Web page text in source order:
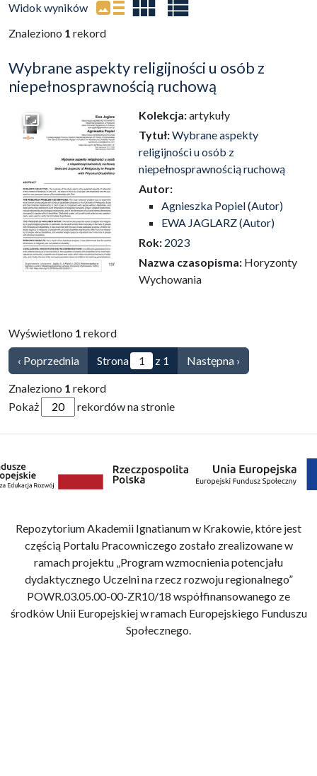
Widok wyników
Znaleziono 1 rekord
Wybrane aspekty religijności u osób z
niepełnosprawnością ruchową
Przejdź do zbioru
Kolekcja:artykuły
Tytuł:Wybrane aspekty
religijności u osób z
niepełnosprawnością ruchową
Autor:
Agnieszka Popiel (Autor)
EWA JAGLARZ (Autor)
Rok: 2023
Nazwa czasopisma: Horyzonty
Wychowania
Wyświetlono 1 rekord
‹ Poprzednia Strona z 1 Następna ›
Znaleziono 1 rekord
Pokaż
rekordów na stronie
Repozytorium Akademii Ignatianum w Krakowie, które jest
częścią Portalu Pracowniczego zostało zrealizowane w
ramach projektu „Program wzmocnienia potencjału
dydaktycznego Uczelni na rzecz rozwoju regionalnego”
POWR.03.05.00-00-ZR10/18 współfinansowanego ze
środków Unii Europejskiej w ramach Europejskiego Funduszu
Społecznego.